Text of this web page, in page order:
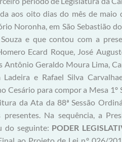
aos oito dias do mês de
Noronha, em São Sebastião
e que contou com a
Ecard Roque, José
Antônio Geraldo Moura Lima,
e Rafael Silva
Cesário para compor a Mesa 1º
da Ata da 88ª Sessão
Na sequência, a
do seguinte: PODER